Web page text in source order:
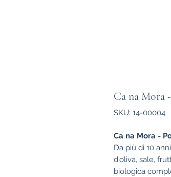
Ca na Mora
SKU: 14-00004
Ca na Mora -
Da più di 10
d'oliva, sale,
biologica